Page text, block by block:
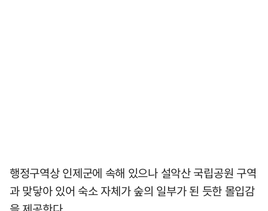
행정구역상 인제군에 속해 있으나 설악산 국립공원 구역
과 맞닿아 있어 숙소 자체가 숲의 일부가 된 듯한 몰입감